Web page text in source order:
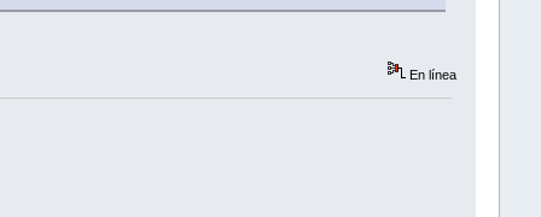
En línea